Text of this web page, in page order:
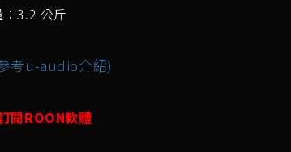
：3.2 公斤
考u-audio介紹)
閱ROON軟體